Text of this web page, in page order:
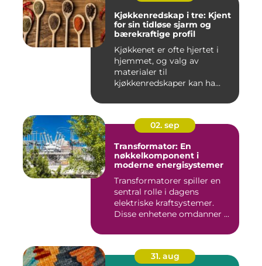
Kjøkkenredskap i tre: Kjent
for sin tidløse sjarm og
bærekraftige profil
Kjøkkenet er ofte hjertet i
hjemmet, og valg av
materialer til
kjøkkenredskaper kan ha...
02. sep
Transformator: En
nøkkelkomponent i
moderne energisystemer
Transformatorer spiller en
sentral rolle i dagens
elektriske kraftsystemer.
Disse enhetene omdanner ...
31. aug